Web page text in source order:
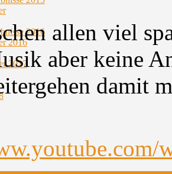
2016
2016
2017
allen viel
aber keine
damit